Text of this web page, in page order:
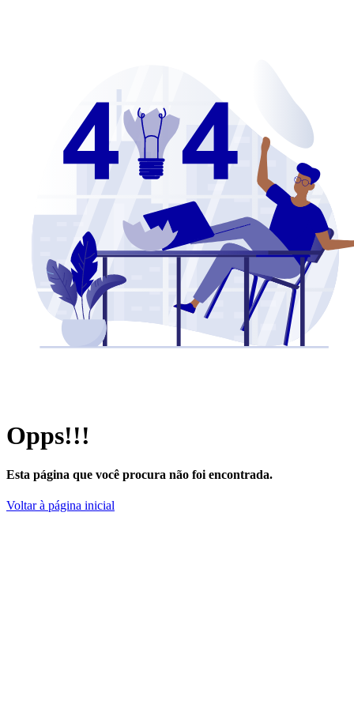
Opps!!!
Esta página que você procura não foi encontrada.
Voltar à página inicial